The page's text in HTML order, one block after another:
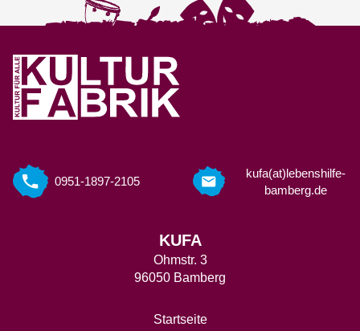
0951-1897-2105
kufa(at)lebenshilfe-
bamberg.de
KUFA
Ohmstr. 3
96050 Bamberg
Startseite